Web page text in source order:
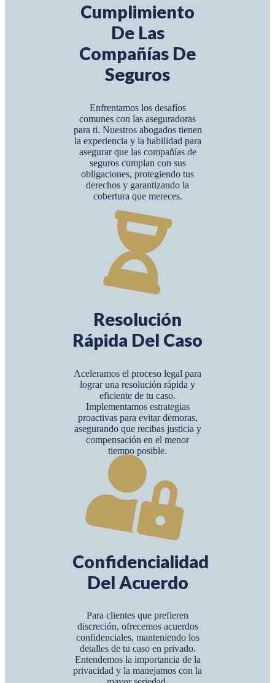
Cumplimiento
De Las
Compañías De
Seguros
Enfrentamos los desafíos
comunes con las aseguradoras
para ti. Nuestros abogados tienen
la experiencia y la habilidad para
asegurar que las compañías de
seguros cumplan con sus
obligaciones, protegiendo tus
derechos y garantizando la
cobertura que mereces.
Resolución
Rápida Del Caso
Aceleramos el proceso legal para
lograr una resolución rápida y
eficiente de tu caso.
Implementamos estrategias
proactivas para evitar demoras,
asegurando que recibas justicia y
compensación en el menor
tiempo posible.
Confidencialidad
Del Acuerdo
Para clientes que prefieren
discreción, ofrecemos acuerdos
confidenciales, manteniendo los
detalles de tu caso en privado.
Entendemos la importancia de la
privacidad y la manejamos con la